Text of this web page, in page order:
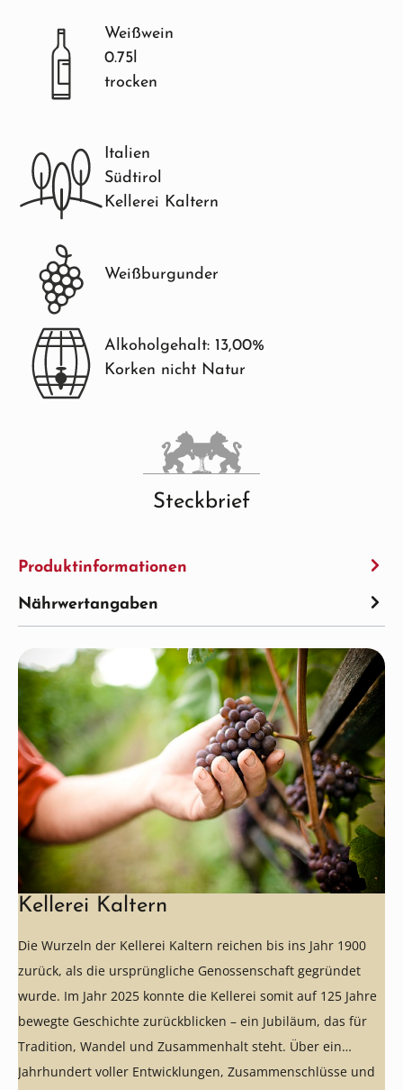
Weißwein
0.75l
trocken
Italien
Südtirol
Kellerei Kaltern
Weißburgunder
Alkoholgehalt: 13,00%
Korken nicht Natur
Steckbrief
Produktinformationen
Nährwertangaben
Kellerei Kaltern
Die Wurzeln der Kellerei Kaltern reichen bis ins Jahr 1900
zurück, als die ursprüngliche Genossenschaft gegründet
wurde. Im Jahr 2025 konnte die Kellerei somit auf 125 Jahre
bewegte Geschichte zurückblicken – ein Jubiläum, das für
Tradition, Wandel und Zusammenhalt steht. Über ein
Jahrhundert voller Entwicklungen, Zusammenschlüsse und